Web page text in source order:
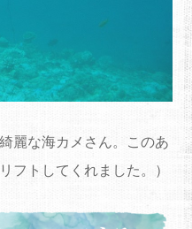
麗な海カメさん。このあ
フトしてくれました。）